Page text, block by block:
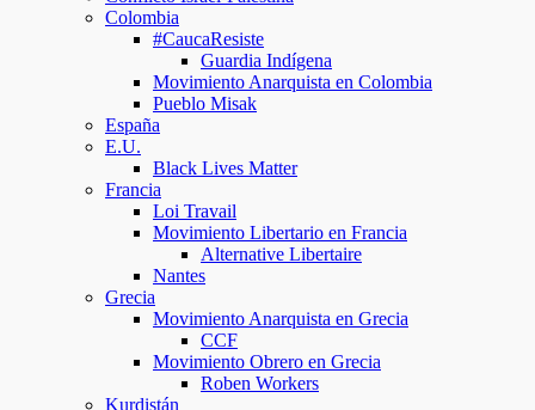
Colombia
#CaucaResiste
Guardia Indígena
Movimiento Anarquista en Colombia
Pueblo Misak
España
E.U.
Black Lives Matter
Francia
Loi Travail
Movimiento Libertario en Francia
Alternative Libertaire
Nantes
Grecia
Movimiento Anarquista en Grecia
CCF
Movimiento Obrero en Grecia
Roben Workers
Kurdistán